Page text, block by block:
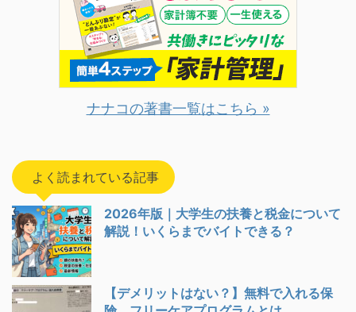
ナナコの著書一覧はこちら »
よく読まれている記事
2026年版｜大学生の扶養と税金について
解説！いくらまでバイトできる？
【デメリットはない？】無料で入れる保